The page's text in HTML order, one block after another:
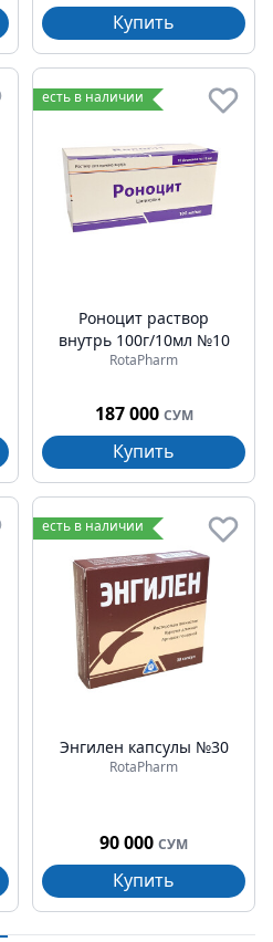
Купить
есть в наличии
Роноцит раствор
внутрь 100г/10мл №10
RotaPharm
187 000 СУМ
Купить
есть в наличии
Энгилен капсулы №30
RotaPharm
90 000 СУМ
Купить